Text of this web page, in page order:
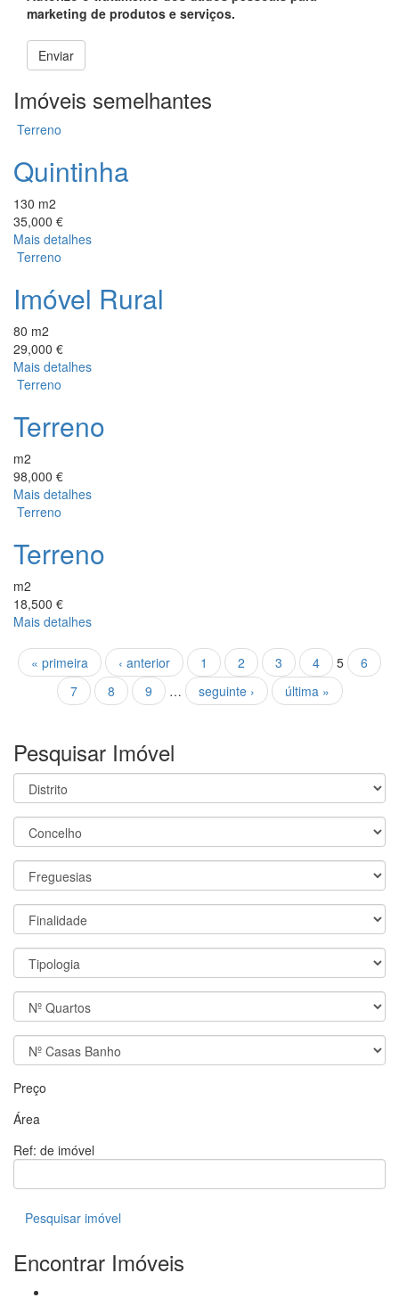
marketing de produtos e serviços.
Enviar
Imóveis semelhantes
Terreno
Quintinha
130 m2
35,000 €
Mais detalhes
Terreno
Imóvel Rural
80 m2
29,000 €
Mais detalhes
Terreno
Terreno
m2
98,000 €
Mais detalhes
Terreno
Terreno
m2
18,500 €
Mais detalhes
Páginas
« primeira ‹ anterior 1 2 3 4 5
6
7
8 9 … seguinte › última »
Pesquisar Imóvel
Preço
Área
Ref: de imóvel
Pesquisar imóvel
Encontrar Imóveis